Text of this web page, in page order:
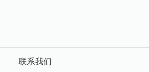
联系我们